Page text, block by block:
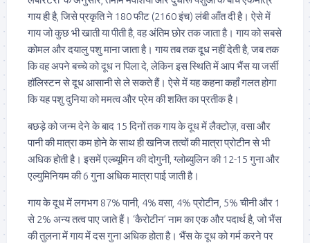
गाय ही है, जिसे प्रकृति ने 180 फीट (2160 इंच) लंबी आँत दी है। ऐसे में
गाय जो कुछ भी खाती या पीती है, वह अंतिम छोर तक जाता है। गाय को सबसे
कोमल और दयालु पशु माना जाता है। गाय तब तक दूध नहीं देती है, जब तक
कि वह अपने बच्चे को दूध न पिला दे, लेकिन इस स्थिति में आप भैंस या जर्सी
हॉलिस्टन से दूध आसानी से ले सकते हैं। ऐसे में यह कहना कहाँ गलत होगा
कि यह पशु दुनिया को ममत्व और प्रेम की शक्ति का प्रतीक है।
बछड़े को जन्म देने के बाद 15 दिनों तक गाय के दूध में लैक्टोज़, वसा और
पानी की मात्रा कम होने के साथ ही खनिज तत्वों की मात्रा प्रोटीन से भी
अधिक होती है। इसमें एल्ब्यूमिन की दोगुनी, ग्लोब्युलिन की 12-15 गुना और
एल्युमिनियम की 6 गुना अधिक मात्रा पाई जाती है।
गाय के दूध में लगभग 87% पानी, 4% वसा, 4% प्रोटीन, 5% चीनी और 1
से 2% अन्य तत्व पाए जाते हैं। ‘कैरोटीन’ नाम का एक और पदार्थ है, जो भैंस
की तुलना में गाय में दस गुना अधिक होता है। भैंस के दूध को गर्म करने पर